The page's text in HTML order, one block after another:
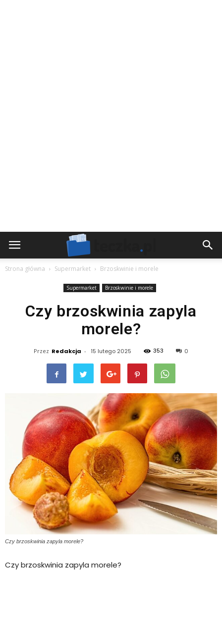
Strona główna Supermarket Brzoskwinie i morele
Supermarket Brzoskwinie i morele
Czy brzoskwinia zapyla
morele?
Przez Redakcja - 15 lutego 2025 353 0
Czy brzoskwinia zapyla morele?
Czy brzoskwinia zapyla morele?